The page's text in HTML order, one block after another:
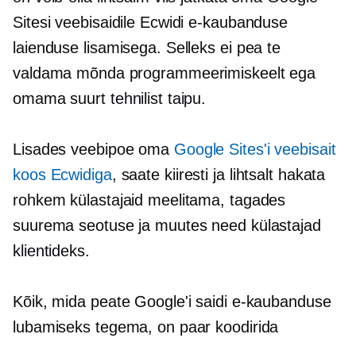
Sitesi veebisaidile Ecwidi e-kaubanduse
laienduse lisamisega. Selleks ei pea te
valdama mõnda programmeerimiskeelt ega
omama suurt tehnilist taipu.
Lisades veebipoe oma Google Sites'i veebisait
koos Ecwidiga, saate kiiresti ja lihtsalt hakata
rohkem külastajaid meelitama, tagades
suurema seotuse ja muutes need külastajad
klientideks.
Kõik, mida peate Google'i saidi e-kaubanduse
lubamiseks tegema, on paar koodirida